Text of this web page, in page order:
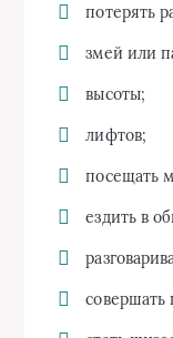
потерять
змей или
высоты;
лифтов;
посещать
ездить в
совершать